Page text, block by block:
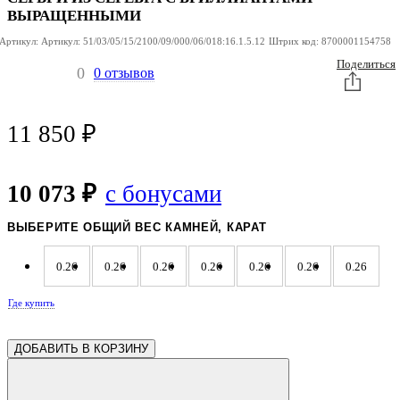
ВЫРАЩЕННЫМИ
Артикул: Артикул: 51/03/05/15/2100/09/000/06/018:16.1.5.12 Штрих код: 8700001154758
0 0 отзывов
Поделиться
11 850 ₽
10 073 ₽ с бонусами
ВЫБЕРИТЕ ОБЩИЙ ВЕС КАМНЕЙ, КАРАТ
0.26 0.26 0.26 0.26 0.26 0.26 0.26
0.24 0.24 0.24 0.24 0.24
Где купить
ДОБАВИТЬ В КОРЗИНУ